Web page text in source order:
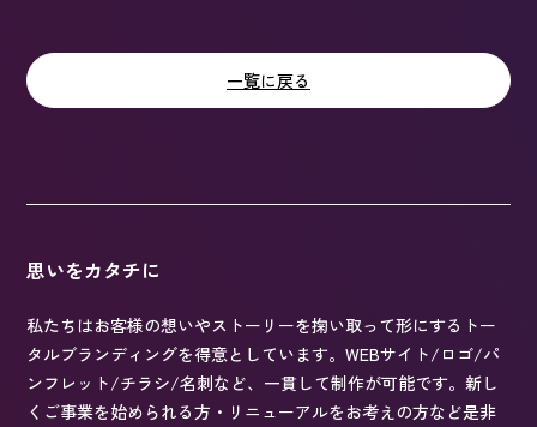
一覧に戻る
思いをカタチに
私たちはお客様の想いやストーリーを掬い取って形にするトー
タルブランディングを得意としています。WEBサイト/ロゴ/パ
ンフレット/チラシ/名刺など、一貫して制作が可能です。新し
くご事業を始められる方・リニューアルをお考えの方など是非